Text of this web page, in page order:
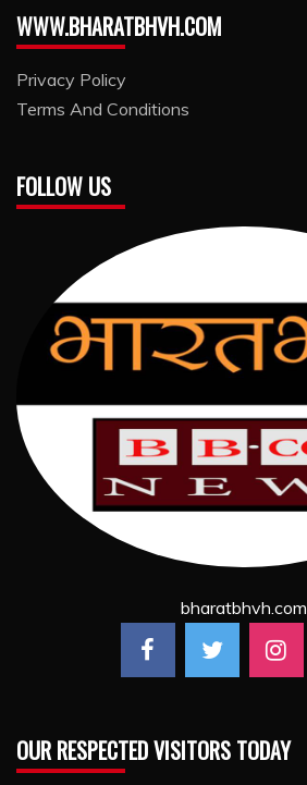
WWW.BHARATBHVH.COM
Privacy Policy
Terms And Conditions
FOLLOW US
bharatbhvh.com
OUR RESPECTED VISITORS TODAY